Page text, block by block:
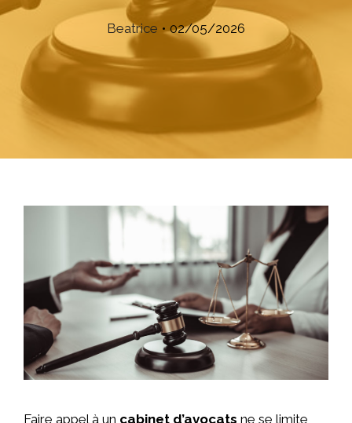
Beatrice • 02/05/2026
Faire appel à un cabinet d’avocats ne se limite